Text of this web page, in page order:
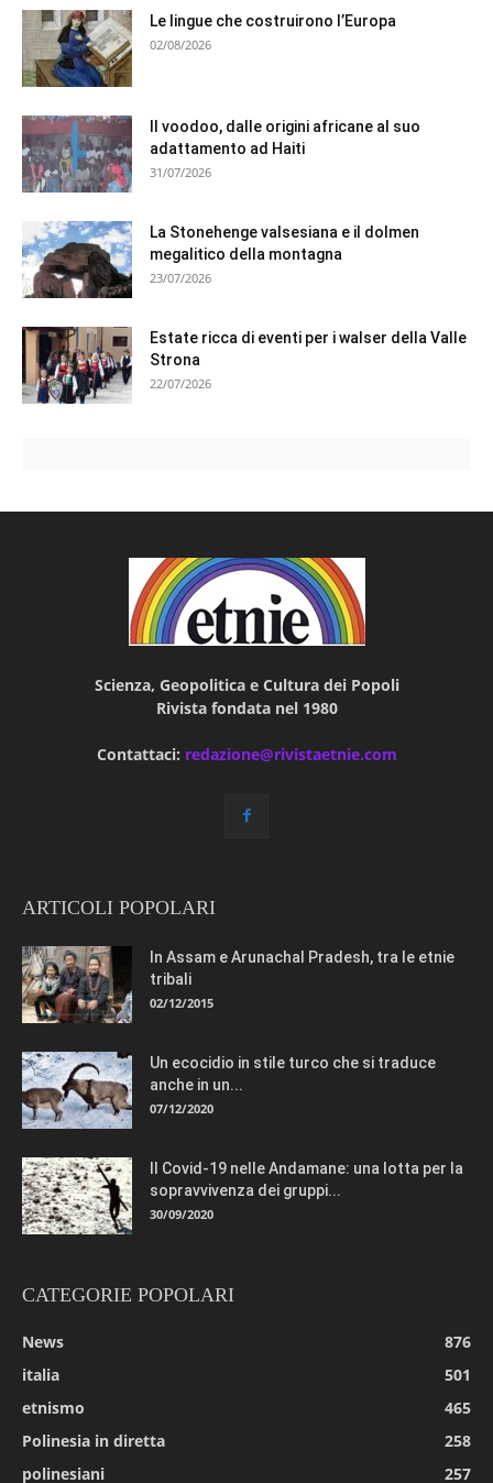
Le lingue che costruirono l’Europa
02/08/2026
Il voodoo, dalle origini africane al suo
adattamento ad Haiti
31/07/2026
La Stonehenge valsesiana e il dolmen
megalitico della montagna
23/07/2026
Estate ricca di eventi per i walser della Valle
Strona
22/07/2026
Scienza, Geopolitica e Cultura dei Popoli
Rivista fondata nel 1980
Contattaci: redazione@rivistaetnie.com
ARTICOLI POPOLARI
In Assam e Arunachal Pradesh, tra le etnie
tribali
02/12/2015
Un ecocidio in stile turco che si traduce
anche in un...
07/12/2020
Il Covid-19 nelle Andamane: una lotta per la
sopravvivenza dei gruppi...
30/09/2020
CATEGORIE POPOLARI
News
876
italia
501
etnismo
465
Polinesia in diretta
258
polinesiani
257